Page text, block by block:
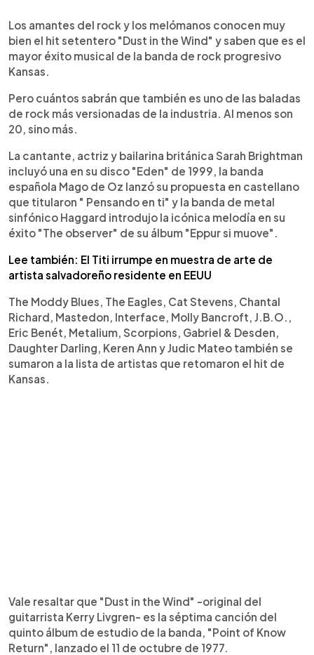
Escuchar artículo
Los amantes del rock y los melómanos conocen muy
bien el hit setentero "Dust in the Wind" y saben que es el
mayor éxito musical de la banda de rock progresivo
Kansas.
Pero cuántos sabrán que también es uno de las baladas
de rock más versionadas de la industria. Al menos son
20, sino más.
La cantante, actriz y bailarina británica Sarah Brightman
incluyó una en su disco "Eden" de 1999, la banda
española Mago de Oz lanzó su propuesta en castellano
que titularon " Pensando en ti" y la banda de metal
sinfónico Haggard introdujo la icónica melodía en su
éxito "The observer" de su álbum "Eppur si muove".
Lee también: El Titi irrumpe en muestra de arte de
artista salvadoreño residente en EEUU
The Moddy Blues, The Eagles, Cat Stevens, Chantal
Richard, Mastedon, Interface, Molly Bancroft, J.B.O.,
Eric Benét, Metalium, Scorpions, Gabriel & Desden,
Daughter Darling, Keren Ann y Judic Mateo también se
sumaron a la lista de artistas que retomaron el hit de
Kansas.
Vale resaltar que "Dust in the Wind" -original del
guitarrista Kerry Livgren- es la séptima canción del
quinto álbum de estudio de la banda, "Point of Know
Return", lanzado el 11 de octubre de 1977.